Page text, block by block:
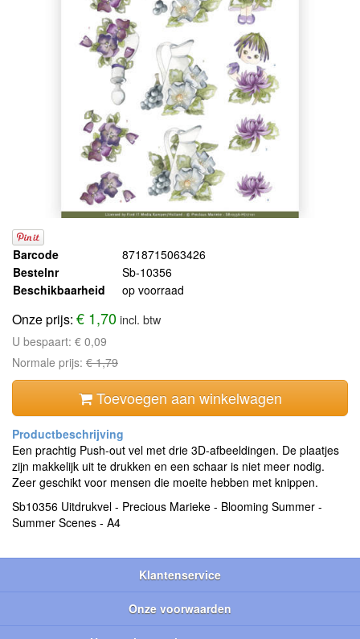
Barcode
8718715063426
Bestelnr
Sb-10356
Beschikbaarheid
op voorraad
Onze prijs: € 1,70incl. btw
U bespaart: € 0,09
Normale prijs: € 1,79
Toevoegen aan winkelwagen
Een prachtig Push-out vel met drie 3D-afbeeldingen. De plaatjes
zijn makkelijk uit te drukken en een schaar is niet meer nodig.
Zeer geschikt voor mensen die moeite hebben met knippen.
Sb10356 Uitdrukvel - Precious Marieke - Blooming Summer -
Summer Scenes - A4
Klantenservice
Onze voorwaarden